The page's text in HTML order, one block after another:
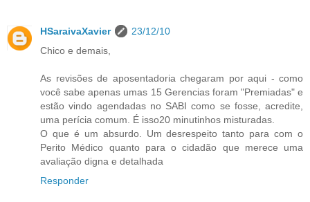
HSaraivaXavier
23/12/10
Chico e demais,
As revisões de aposentadoria chegaram por aqui - como
você sabe apenas umas 15 Gerencias foram "Premiadas" e
estão vindo agendadas no SABI como se fosse, acredite,
uma perícia comum. É isso20 minutinhos misturadas.
O que é um absurdo. Um desrespeito tanto para com o
Perito Médico quanto para o cidadão que merece uma
avaliação digna e detalhada
Responder